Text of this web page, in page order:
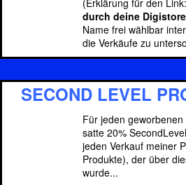
(Erklärung für den Link:
durch deine
Name frei wählbar
die Verkäufe zu
SECOND LEVEL
Für jeden
satte 20%
jeden Verkauf meiner
Produkte), der über
wurde...